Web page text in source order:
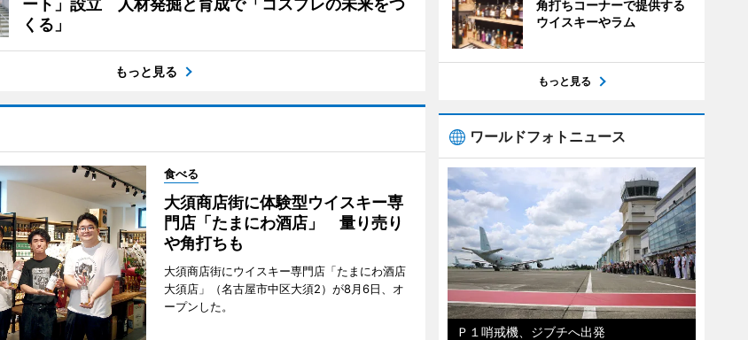
ート」設立 人材発掘と育成で「コスプレの未来をつ
くる」
もっと見る
食べる
大須商店街に体験型ウイスキー専
門店「たまにわ酒店」 量り売り
や角打ちも
大須商店街にウイスキー専門店「たまにわ酒店
大須店」（名古屋市中区大須2）が8月6日、オ
ープンした。
角打ちコーナーで提供する
ウイスキーやラム
もっと見る
ワールドフォトニュース
Ｐ１哨戒機、ジブチへ出発